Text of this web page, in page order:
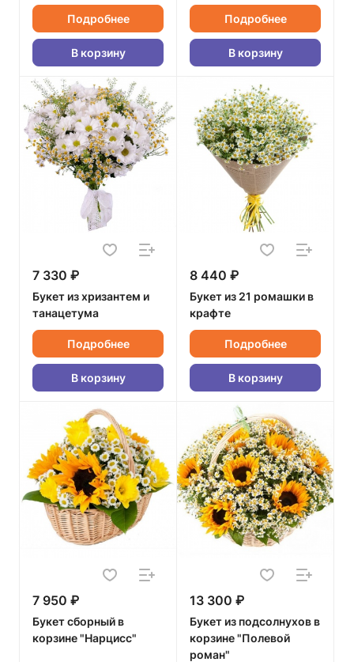
Подробнее
В корзину
Подробнее
В корзину
7 330 ₽
Букет из хризантем и
танацетума
Подробнее
В корзину
8 440 ₽
Букет из 21 ромашки в
крафте
Подробнее
В корзину
7 950 ₽
Букет сборный в
корзине "Нарцисс"
13 300 ₽
Букет из подсолнухов в
корзине "Полевой
роман"